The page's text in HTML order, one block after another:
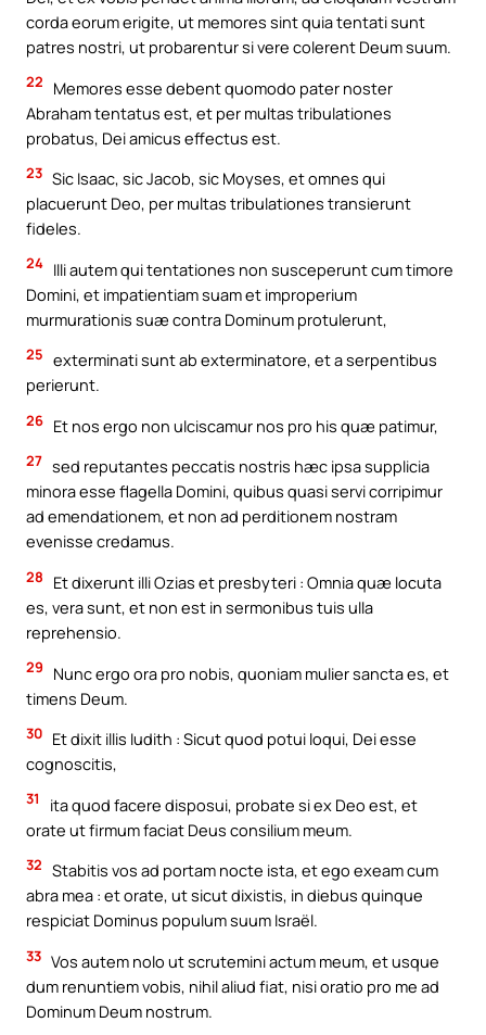
corda eorum erigite, ut memores sint quia tentati sunt
patres nostri, ut probarentur si vere colerent Deum suum.
22
Memores esse debent quomodo pater noster
Abraham tentatus est, et per multas tribulationes
probatus, Dei amicus effectus est.
23 Sic Isaac, sic Jacob, sic Moyses, et omnes qui
placuerunt Deo, per multas tribulationes transierunt
fideles.
24 Illi autem qui tentationes non susceperunt cum timore
Domini, et impatientiam suam et improperium
murmurationis suæ contra Dominum protulerunt,
25 exterminati sunt ab exterminatore, et a serpentibus
perierunt.
26 Et nos ergo non ulciscamur nos pro his quæ patimur,
27 sed reputantes peccatis nostris hæc ipsa supplicia
minora esse flagella Domini, quibus quasi servi corripimur
ad emendationem, et non ad perditionem nostram
evenisse credamus.
28
Et dixerunt illi Ozias et presbyteri : Omnia quæ locuta
es, vera sunt, et non est in sermonibus tuis ulla
reprehensio.
29
Nunc ergo ora pro nobis, quoniam mulier sancta es, et
timens Deum.
30 Et dixit illis Iudith : Sicut quod potui loqui, Dei esse
cognoscitis,
31
ita quod facere disposui, probate si ex Deo est, et
orate ut firmum faciat Deus consilium meum.
32 Stabitis vos ad portam nocte ista, et ego exeam cum
abra mea : et orate, ut sicut dixistis, in diebus quinque
respiciat Dominus populum suum Israël.
33 Vos autem nolo ut scrutemini actum meum, et usque
dum renuntiem vobis, nihil aliud fiat, nisi oratio pro me ad
Dominum Deum nostrum.